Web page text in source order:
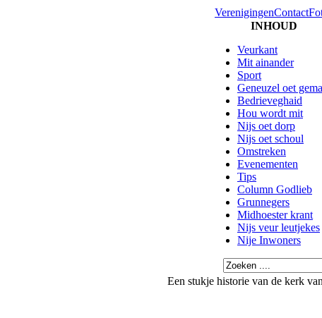
VerenigingenContact
INHOUD
Veurkant
Mit ainander
Sport
Geneuzel oet
Bedrieveghaid
Hou wordt mit
Nijs oet dorp
Nijs oet schoul
Omstreken
Evenementen
Tips
Column Godlieb
Grunnegers
Midhoester krant
Nijs veur leutjekes
Nije Inwoners
Een stukje historie van de kerk